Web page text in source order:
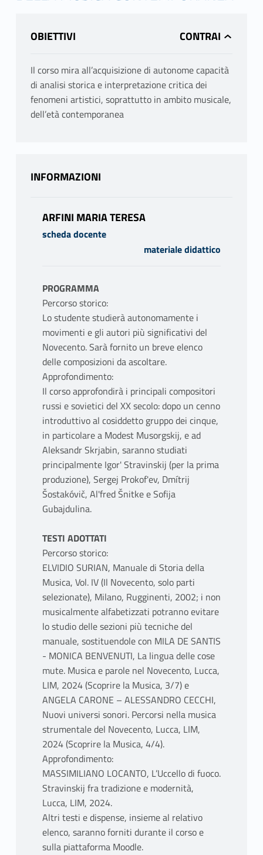
OBIETTIVI
Il corso mira all’acquisizione di autonome capacità
di analisi storica e interpretazione critica dei
fenomeni artistici, soprattutto in ambito musicale,
dell’età contemporanea
INFORMAZIONI
ARFINI MARIA TERESA
scheda docente
materiale didattico
PROGRAMMA
Percorso storico:
Lo studente studierà autonomamente i
movimenti e gli autori più significativi del
Novecento. Sarà fornito un breve elenco
delle composizioni da ascoltare.
Approfondimento:
Il corso approfondirà i principali compositori
russi e sovietici del XX secolo: dopo un cenno
introduttivo al cosiddetto gruppo dei cinque,
in particolare a Modest Musorgskij, e ad
Aleksandr Skrjabin, saranno studiati
principalmente Igor' Stravinskij (per la prima
produzione), Sergej Prokof'ev, Dmítrij
Šostakóvič, Al'fred Šnitke e Sofija
Gubajdulina.
TESTI ADOTTATI
Percorso storico:
ELVIDIO SURIAN, Manuale di Storia della
Musica, Vol. IV (Il Novecento, solo parti
selezionate), Milano, Rugginenti, 2002; i non
musicalmente alfabetizzati potranno evitare
lo studio delle sezioni più tecniche del
manuale, sostituendole con MILA DE SANTIS
- MONICA BENVENUTI, La lingua delle cose
mute. Musica e parole nel Novecento, Lucca,
LIM, 2024 (Scoprire la Musica, 3/7) e
ANGELA CARONE – ALESSANDRO CECCHI,
Nuovi universi sonori. Percorsi nella musica
strumentale del Novecento, Lucca, LIM,
2024 (Scoprire la Musica, 4/4).
Approfondimento:
MASSIMILIANO LOCANTO, L’Uccello di fuoco.
Stravinskij fra tradizione e modernità,
Lucca, LIM, 2024.
Altri testi e dispense, insieme al relativo
elenco, saranno forniti durante il corso e
sulla piattaforma Moodle.